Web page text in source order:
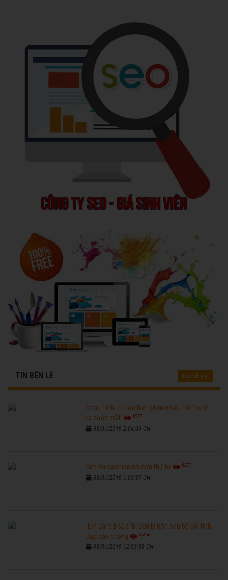
TIN BÊN LỀ Đọc thêm
Châu Tinh Trì hứa hẹn phim chiếu Tết 'cười
ra nước mắt'
6777
03/01/2019 2:04:06 CH
Kim Kardashian có con thứ tư 6273
03/01/2019 1:03:37 CH
'Em gái trà sữa' bị đồn ly hôn sau bê bối tình
dục của chồng
6594
03/01/2019 12:03:33 CH